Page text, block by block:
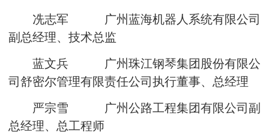
冼志军 广州蓝海机器人系统有限公司
副总经理、技术总监
蓝文兵 广州珠江钢琴集团股份有限公
司舒密尔管理有限责任公司执行董事、总经理
严宗雪 广州公路工程集团有限公司副
总经理、总工程师